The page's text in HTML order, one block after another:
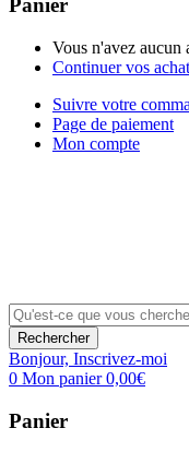
Panier
Vous n'avez aucun
Continuer vos
Suivre votre
Page de paiement
Mon compte
Rechercher
Bonjour, Inscrivez-moi
0 Mon panier0,00€
Panier